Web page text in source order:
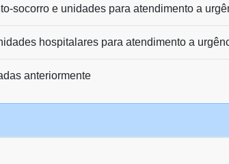
socorro e unidades para atendimento a
hospitalares para atendimento a
anteriormente